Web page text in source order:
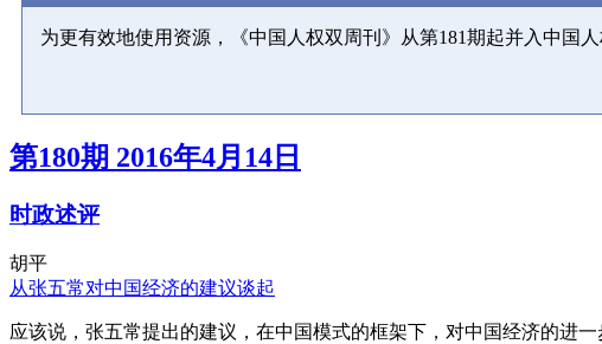
为更有效地使用资源，《中国人权双周刊》从第181期起并入中国人
第180期 2016年4月14日
时政述评
胡平
从张五常对中国经济的建议谈起
应该说，张五常提出的建议，在中国模式的框架下，对中国经济的进